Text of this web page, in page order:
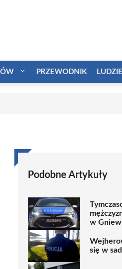
PRZEWODNIK LUDZIE
Podobne Artykuły
w
się w